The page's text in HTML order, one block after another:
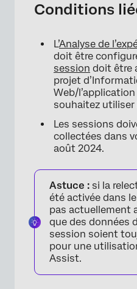
Conditions
L’Analyse de
doit être
session doit être
projet
Web/
souhaitez
Les sessions
collectées dans
août 2024.
Astuce : si la
été activée dans
pas actuellement
que des données
session soient
pour une
Assist.